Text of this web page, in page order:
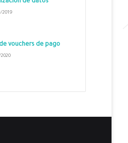
de datos
2019
vouchers de pago